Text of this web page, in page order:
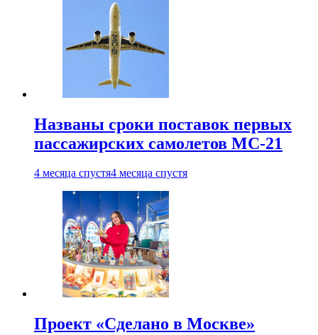
Названы сроки поставок первых
пассажирских самолетов МС-21
4 месяца спустя4 месяца спустя
Проект «Сделано в Москве»